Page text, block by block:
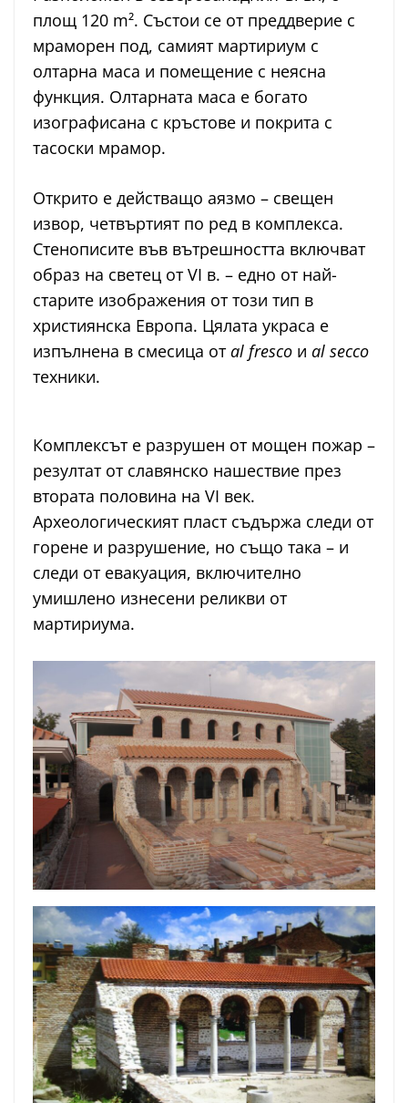
площ 120 m². Състои се от преддверие с
мраморен под, самият мартириум с
олтарна маса и помещение с неясна
функция. Олтарната маса е богато
изографисана с кръстове и покрита с
тасоски мрамор.
Открито е действащо аязмо – свещен
извор, четвъртият по ред в комплекса.
Стенописите във вътрешността включват
образ на светец от VI в. – едно от най-
старите изображения от този тип в
християнска Европа. Цялата украса е
изпълнена в смесица отal fresco и al secco
техники.
Комплексът е разрушен от мощен пожар –
резултат от славянско нашествие през
втората половина на VI век.
Археологическият пласт съдържа следи от
горене и разрушение, но също така – и
следи от евакуация, включително
умишлено изнесени реликви от
мартириума.